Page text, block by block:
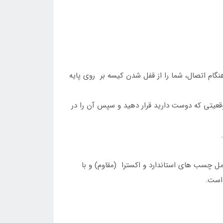
شما را از قفل شدن کیسه بر روی پایه
که دوست دارید قرار دهید و سپس آن را در
چسب های استاندارد و اکسترا (مقاوم) و با
است.